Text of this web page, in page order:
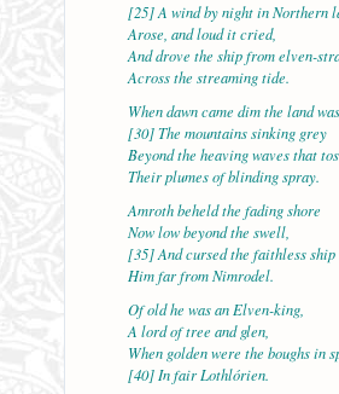
[25] A wind by night in Northern
Arose, and loud it cried,
And drove the ship from elven-
Across the streaming tide.
When dawn came dim the land
[30] The mountains sinking grey
Beyond the heaving waves that
Their plumes of blinding spray.
Amroth beheld the fading shore
Now low beyond the swell,
[35] And cursed the faithless
Him far from Nimrodel.
Of old he was an Elven-king,
A lord of tree and glen,
When golden were the boughs in
[40] In fair Lothlórien.